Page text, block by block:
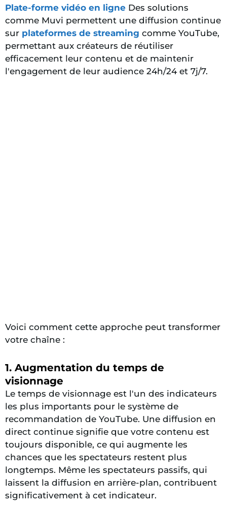
Plate-forme vidéo en ligne Des solutions
comme Muvi permettent une diffusion continue
sur plateformes de streaming comme YouTube,
permettant aux créateurs de réutiliser
efficacement leur contenu et de maintenir
l'engagement de leur audience 24h/24 et 7j/7.
Voici comment cette approche peut transformer
votre chaîne :
1. Augmentation du temps de
visionnage
Le temps de visionnage est l'un des indicateurs
les plus importants pour le système de
recommandation de YouTube. Une diffusion en
direct continue signifie que votre contenu est
toujours disponible, ce qui augmente les
chances que les spectateurs restent plus
longtemps. Même les spectateurs passifs, qui
laissent la diffusion en arrière-plan, contribuent
significativement à cet indicateur.